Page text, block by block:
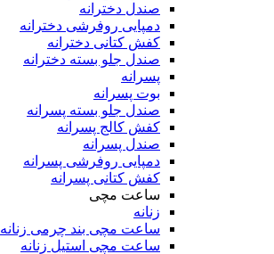
صندل دخترانه
دمپایی روفرشی دخترانه
کفش کتانی دخترانه
صندل جلو بسته دخترانه
پسرانه
بوت پسرانه
صندل جلو بسته پسرانه
کفش کالج پسرانه
صندل پسرانه
دمپایی روفرشی پسرانه
کفش کتانی پسرانه
ساعت مچی
زنانه
ساعت مچی بند چرمی زنانه
ساعت مچی استیل زنانه